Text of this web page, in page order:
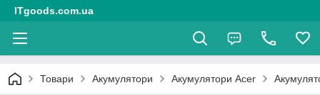
ITgoods.com.ua
Товари Акумулятори Акумулятори Acer